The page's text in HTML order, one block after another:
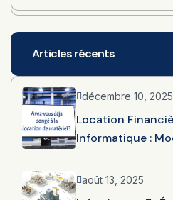
Articles récents
décembre 10, 2025
Location
Informatique :
août 13, 2025